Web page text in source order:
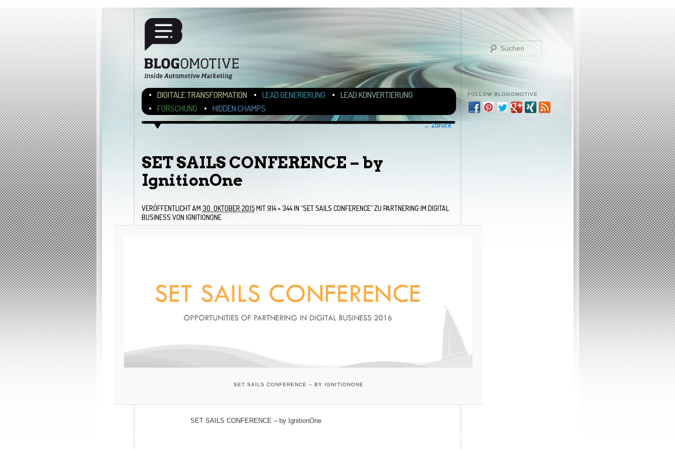
Hauptmenü
ZUM INHALT WECHSELN
ZUM SEKUNDÄREN INHALT WECHSELN
DIGITALE TRANSFORMATION LEAD GENERIERUNG
LEAD KONVERTIERUNG
FORSCHUNG
HIDDEN CHAMPS
FOLLOW BLOGOMOTIVE
Bilder-Navigation ← Zurück
SET SAILS CONFERENCE – by
IgnitionOne
VERÖFFENTLICHT AM 30. OKTOBER 2015MIT914 × 344IN “SET SAILS CONFERENCE” ZU PARTNERING IM DIGITAL
BUSINESS VON IGNITIONONE
SET SAILS CONFERENCE – BY IGNITIONONE
SET SAILS CONFERENCE – by IgnitionOne